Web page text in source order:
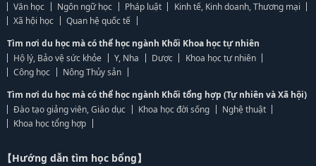
Văn học
Ngôn ngữ học Pháp luật
Kinh tế, Kinh doanh, Thương mại
Xã hội học
Quan hệ quốc tế
Tìm nơi du học mà có thể học ngành Khối Khoa học tự nhiên
Hộ lý, Bảo vệ sức khỏe
Y, Nha Dược
Khoa học tự nhiên
Công học
Nông Thủy sản
Tìm nơi du học mà có thể học ngành Khối tổng hợp (Tự nhiên và Xã hội)
Đào tạo giảng viên, Giáo dục
Khoa học đời sống
Nghệ thuật
Khoa học tổng hợp
【Hướng dẫn tìm học bổng】